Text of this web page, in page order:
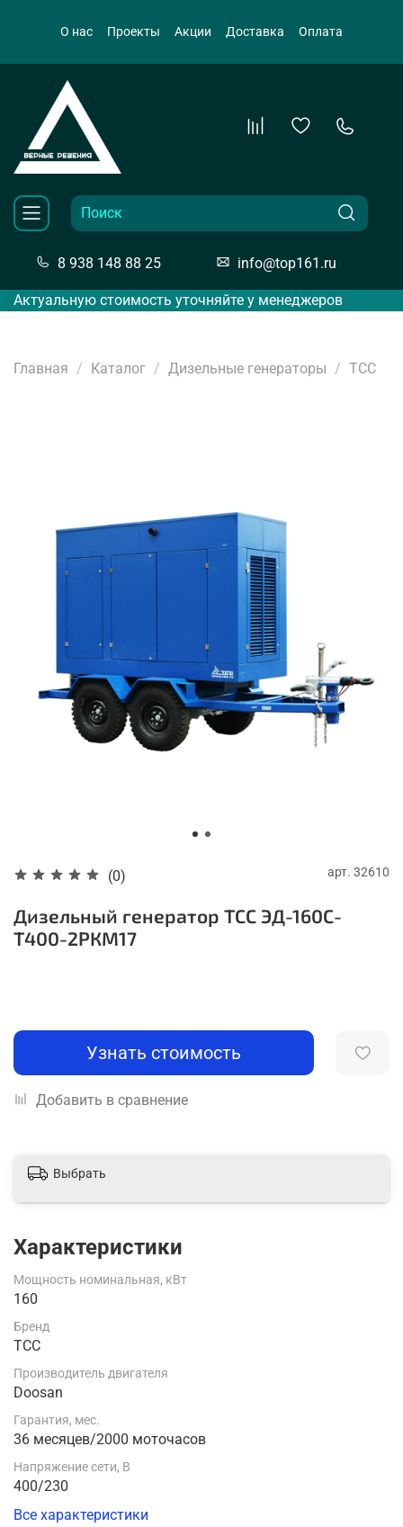
О нас Проекты Акции Доставка Оплата
8 938 148 88 25 info@top161.ru
Актуальную стоимость уточняйте у менеджеров
Главная Каталог Дизельные генераторы ТСС
(0) арт. 32610
Дизельный генератор ТСС ЭД-160С-
Т400-2РКМ17
Узнать стоимость
Добавить в сравнение
Выбрать
Характеристики
Мощность номинальная, кВт
160
Бренд
ТСС
Производитель двигателя
Doosan
Гарантия, мес.
36 месяцев/2000 моточасов
Напряжение сети, В
400/230
Все характеристики